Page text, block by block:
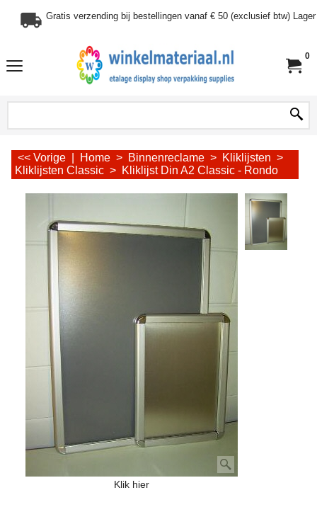
Gratis verzending bij bestellingen vanaf € 50 (exclusief btw)
0
<< Vorige Home > Binnenreclame > Kliklijsten >
Kliklijsten Classic > Kliklijst Din A2 Classic - Rondo
Klik hier